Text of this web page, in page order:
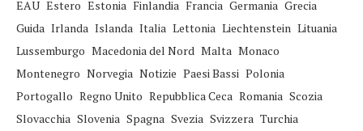
EAU Estero Estonia Finlandia Francia Germania Grecia
Guida Irlanda Islanda Italia Lettonia Liechtenstein Lituania
Lussemburgo Macedonia del Nord Malta Monaco
Montenegro Norvegia Notizie Paesi Bassi Polonia
Portogallo Regno Unito Repubblica Ceca Romania Scozia
Slovacchia Slovenia Spagna Svezia Svizzera Turchia